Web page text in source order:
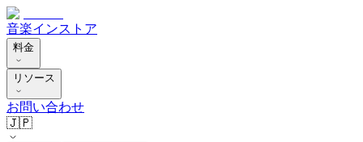
音楽インストア
料金
リソース
お問い合わせ
🇯🇵